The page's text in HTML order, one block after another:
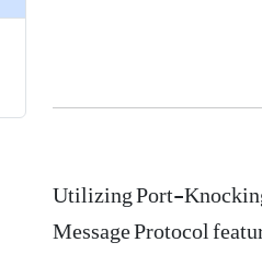
Utilizing Port-
Message Protocol